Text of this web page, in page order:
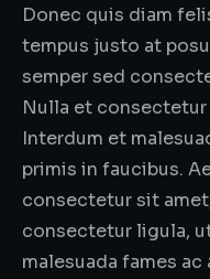
Donec quis diam
tempus justo at
semper sed
Nulla et
Interdum et
primis in faucibus.
consectetur sit
consectetur ligula,
malesuada fames